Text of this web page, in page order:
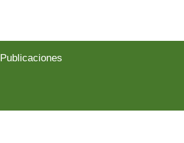
Publicaciones